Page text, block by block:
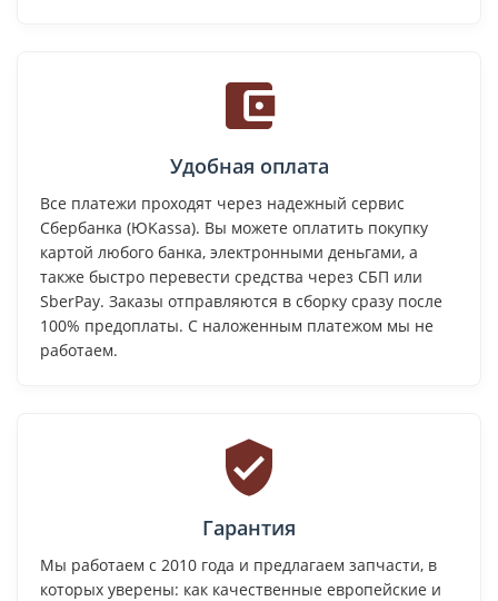
Удобная оплата
Все платежи проходят через надежный сервис
Сбербанка (ЮKassa). Вы можете оплатить покупку
картой любого банка, электронными деньгами, а
также быстро перевести средства через СБП или
SberPay. Заказы отправляются в сборку сразу после
100% предоплаты. С наложенным платежом мы не
работаем.
Гарантия
Мы работаем с 2010 года и предлагаем запчасти, в
которых уверены: как качественные европейские и